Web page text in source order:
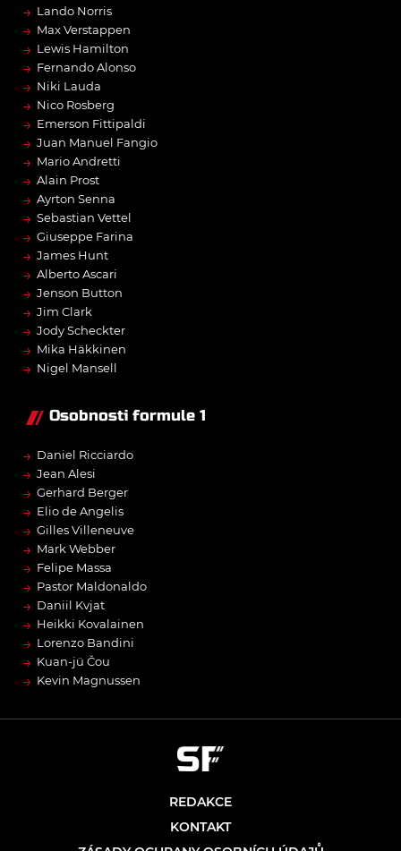
→ Lando Norris
→ Max Verstappen
→ Lewis Hamilton
→ Fernando Alonso
→ Niki Lauda
→ Nico Rosberg
→ Emerson Fittipaldi
→ Juan Manuel Fangio
→ Mario Andretti
→ Alain Prost
→ Ayrton Senna
→ Sebastian Vettel
→ Giuseppe Farina
→ James Hunt
→ Alberto Ascari
→ Jenson Button
→ Jim Clark
→ Jody Scheckter
→ Mika Häkkinen
→ Nigel Mansell
Osobnosti formule 1
→ Daniel Ricciardo
→ Jean Alesi
→ Gerhard Berger
→ Elio de Angelis
→ Gilles Villeneuve
→ Mark Webber
→ Felipe Massa
→ Pastor Maldonaldo
→ Daniil Kvjat
→ Heikki Kovalainen
→ Lorenzo Bandini
→ Kuan-jü Čou
→ Kevin Magnussen
REDAKCE
KONTAKT